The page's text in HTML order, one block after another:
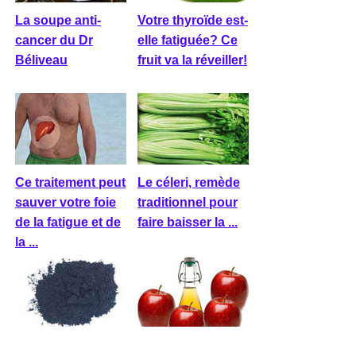
La soupe anti-
cancer du Dr
Béliveau
Votre thyroïde est-
elle fatiguée? Ce
fruit va la réveiller!
Ce traitement peut
sauver votre foie
de la fatigue et de
la ...
Le céleri, remède
traditionnel pour
faire baisser la ...